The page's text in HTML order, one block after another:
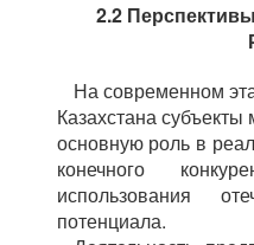
2.2
На современном
Казахстана
основную роль в
конечного
использования
потенциала.